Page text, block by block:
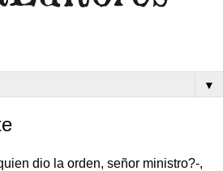
▼
dio la orden, señor ministro?-,